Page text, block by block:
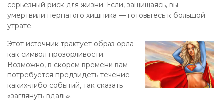
серьезный риск для жизни. Если, защищаясь, вы
умертвили пернатого хищника — готовьтесь к большой
утрате.
Этот источник трактует образ орла
как символ прозорливости.
Возможно, в скором времени вам
потребуется предвидеть течение
каких-либо событий, так сказать
«заглянуть вдаль».